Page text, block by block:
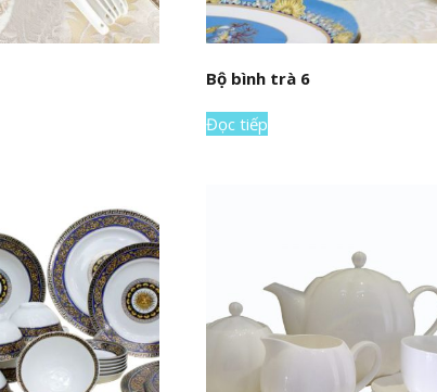
Bộ bình trà 6
Đọc tiếp